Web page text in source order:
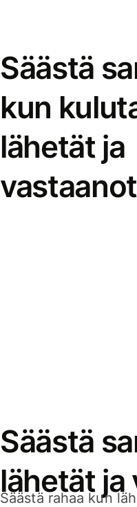
Säästä
kun
lähetät ja
Säästä
lähetät ja
Säästä rahaa kun